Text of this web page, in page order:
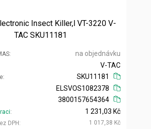
Insect Killer,l VT-3220 V-
TAC SKU11181
na objednávku
V-TAC
SKU11181
ELSVOS1082378
3800157654364
DPH
1 231,03 Kč
1 017,38 Kč